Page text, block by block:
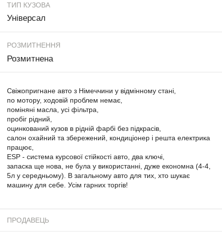
ТИП КУЗОВА
Універсал
РОЗМИТНЕННЯ
Розмитнена
Свіжопригнане авто з Німеччини у відмінному стані,
по мотору, ходовій проблем немає,
поміняні масла, усі фільтра,
пробіг рідний,
оцинкований кузов в рідній фарбі без підкрасів,
салон охайний та збережений, кондиціонер і решта електрика
працює,
ESP - система курсової стійкості авто, два ключі,
запаска ще нова, не була у використанні, дуже економна (4-4,
5л у середньому). В загальному авто для тих, хто шукає
машину для себе. Усім гарних торгів!
ПРОДАВЕЦЬ